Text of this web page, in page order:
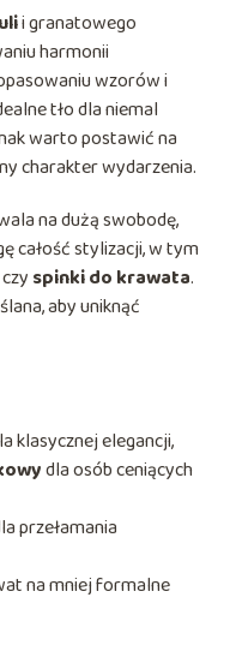
i granatowego
harmonii
wzorów i
tło dla niemal
warto postawić na
charakter wydarzenia.
na dużą swobodę,
całość stylizacji, w tym
czy spinki do krawata.
aby uniknąć
klasycznej elegancji,
dla osób ceniących
przełamania
na mniej formalne